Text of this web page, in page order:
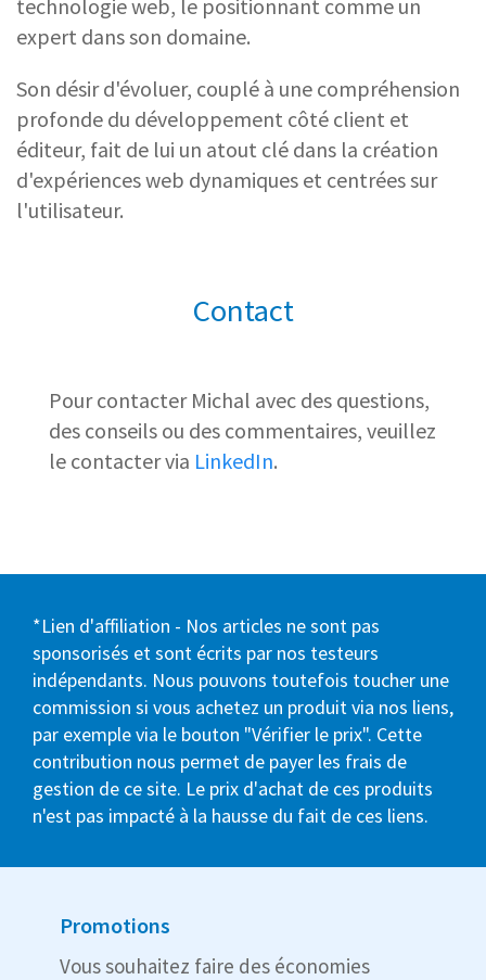
technologie web, le positionnant comme un
expert dans son domaine.
Son désir d'évoluer, couplé à une compréhension
profonde du développement côté client et
éditeur, fait de lui un atout clé dans la création
d'expériences web dynamiques et centrées sur
l'utilisateur.
Contact
Pour contacter Michal avec des questions,
des conseils ou des commentaires, veuillez
le contacter via LinkedIn.
*Lien d'affiliation - Nos articles ne sont pas
sponsorisés et sont écrits par nos testeurs
indépendants. Nous pouvons toutefois toucher une
commission si vous achetez un produit via nos liens,
par exemple via le bouton "Vérifier le prix". Cette
contribution nous permet de payer les frais de
gestion de ce site. Le prix d'achat de ces produits
n'est pas impacté à la hausse du fait de ces liens.
Promotions
Vous souhaitez faire des économies